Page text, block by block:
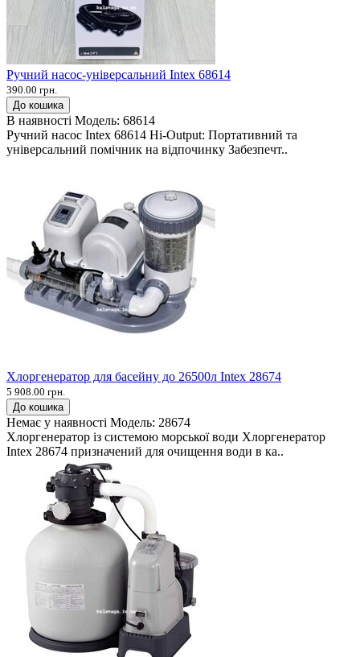
Ручний насос-універсальний Intex 68614
390.00 грн.
До кошика
В наявності Модель: 68614
Ручний насос Intex 68614 Hi-Output: Портативний та
універсальний помічник на відпочинку Забезпечт..
Хлоргенератор для басейну до 26500л Intex 28674
5 908.00 грн.
До кошика
Немає у наявності Модель: 28674
Хлоргенератор із системою морської води Хлоргенератор
Intex 28674 призначений для очищення води в ка..